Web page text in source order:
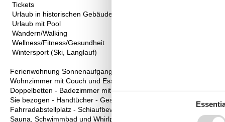
Tickets
Urlaub in historischen Gebäuden
Urlaub mit Pool
Wandern/Walking
Wellness/Fitness/Gesundheit
Wintersport (Ski, Langlauf)
Ferienwohnung Sonnenaufgang:
Wohnzimmer mit Couch und Essbereich - Küchenzeile mit
Doppelbetten - Badezimmer mit Dusche und Badewanne -
Sie bezogen - Handtücher - Geschirrtücher - komplettes Geschirr
Fahrradabstellplatz - Schiaufbewahrungsraum - Liegestühle - pro
Sauna, Schwimmbad und Whirlpool - Haustiere nicht erlaubt –